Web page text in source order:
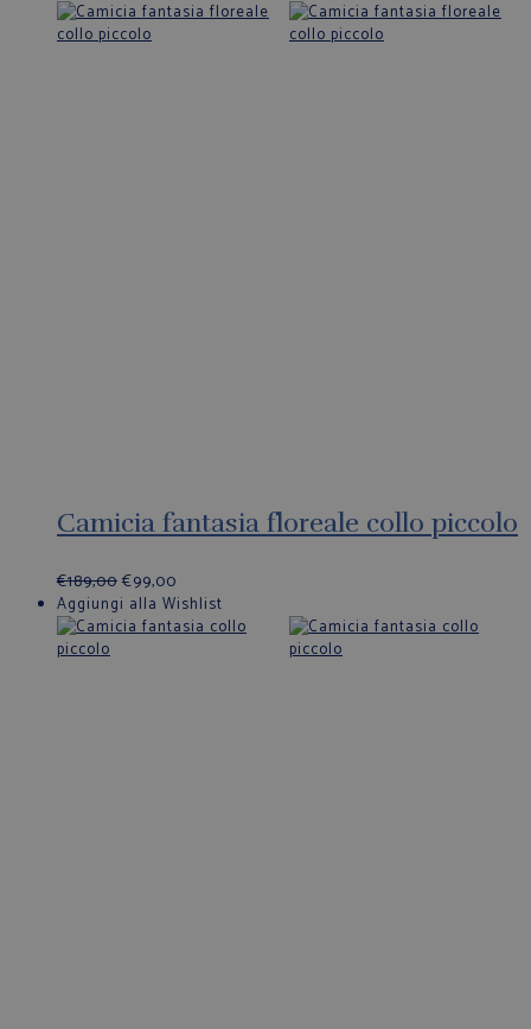
Camicia fantasia floreale collo piccolo
€189,00€99,00
Aggiungi alla Wishlist